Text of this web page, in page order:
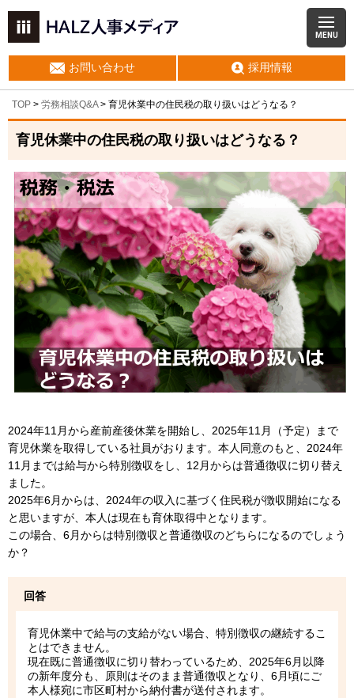
MENU
お問い合わせ 採用情報
TOP > 労務相談Q&A> 育児休業中の住民税の取り扱いはどうなる？
育児休業中の住民税の取り扱いはどうなる？
2024年11月から産前産後休業を開始し、2025年11月（予定）まで
育児休業を取得している社員がおります。本人同意のもと、2024年
11月までは給与から特別徴収をし、12月からは普通徴収に切り替え
ました。
2025年6月からは、2024年の収入に基づく住民税が徴収開始になる
と思いますが、本人は現在も育休取得中となります。
この場合、6月からは特別徴収と普通徴収のどちらになるのでしょう
か？
回答
育児休業中で給与の支給がない場合、特別徴収の継続するこ
とはできません。
現在既に普通徴収に切り替わっているため、2025年6月以降
の新年度分も、原則はそのまま普通徴収となり、6月頃にご
本人様宛に市区町村から納付書が送付されます。